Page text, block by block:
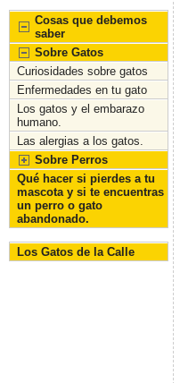
Cosas que debemos
saber
Sobre Gatos
Curiosidades sobre gatos
Enfermedades en tu gato
Los gatos y el embarazo
humano.
Las alergias a los gatos.
Sobre Perros
Qué hacer si pierdes a tu
mascota y si te encuentras
un perro o gato
abandonado.
Los Gatos de la Calle